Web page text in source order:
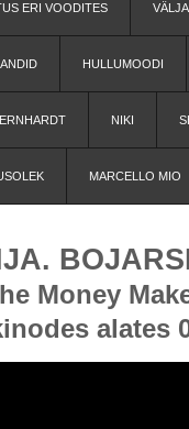
ERI VOODITES
HULLUMOODI
NIKI
MARCELLO MIO
Money
alates